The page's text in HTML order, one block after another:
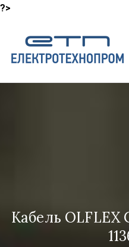
?>
вмісту
Кабель OLFLEX